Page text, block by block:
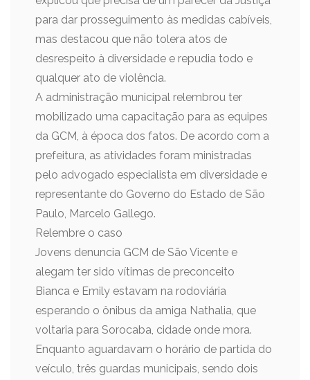
para dar prosseguimento às medidas cabíveis,
mas destacou que não tolera atos de
desrespeito à diversidade e repudia todo e
qualquer ato de violência.
A administração municipal relembrou ter
mobilizado uma capacitação para as equipes
da GCM, à época dos fatos. De acordo com a
prefeitura, as atividades foram ministradas
pelo advogado especialista em diversidade e
representante do Governo do Estado de São
Paulo, Marcelo Gallego.
Relembre o caso
Jovens denuncia GCM de São Vicente e
alegam ter sido vítimas de preconceito
Bianca e Emily estavam na rodoviária
esperando o ônibus da amiga Nathalia, que
voltaria para Sorocaba, cidade onde mora.
Enquanto aguardavam o horário de partida do
veículo, três guardas municipais, sendo dois